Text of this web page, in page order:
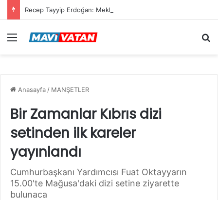
Menü
Anasayfa / MANŞETLER
Bir Zamanlar Kıbrıs dizi
setinden ilk kareler
yayınlandı
Cumhurbaşkanı Yardımcısı Fuat Oktayyarın
15.00'te Mağusa'daki dizi setine ziyarette
bulunaca